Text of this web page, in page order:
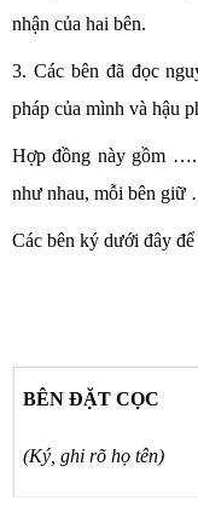
nhận của hai bên.
3. Các bên đã đọc
pháp của mình và hậu
Hợp đồng này gồm
như nhau, mỗi bên
Các bên ký dưới đây
BÊN ĐẶT CỌC
(Ký, ghi rõ họ tên)